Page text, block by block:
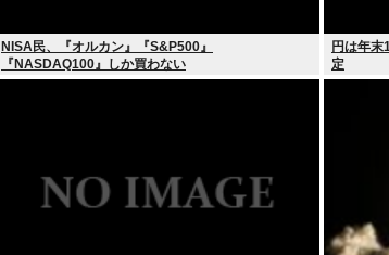
NISA民、『オルカン』『S&P500』
『NASDAQ100』しか買わない
円は年末
定